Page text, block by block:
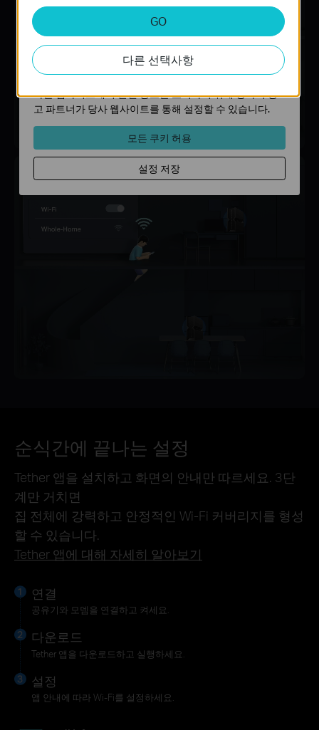
+ EasyMesh 장치
순식간에 끝나는 설정
Tether 앱을 설치하고 화면의 안내만 따르세요. 3단
계만 거치면
집 전체에 강력하고 안정적인 Wi-Fi 커버리지를 형성
할 수 있습니다.
Tether 앱에 대해 자세히 알아보기
연결
공유기와 모뎀을 연결하고 켜세요.
다운로드
Tether 앱을 다운로드하고 실행하세요.
설정
앱 안내에 따라 Wi-Fi를 설정하세요.
GO
다른 선택사항
분석 및 마케팅 쿠키
분석 쿠키는 웹사이트의 기능을 개선하고 조정하기 위해
웹사이트에서의 사용자 활동을 분석하는 데 사용하는 쿠키
입니다.
마케팅 쿠키는 귀하의 관심사에 대한 프로필을 생성하고
다른 웹사이트에서 관련 광고를 표시하기 위해 당사의 광
고 파트너가 당사 웹사이트를 통해 설정할 수 있습니다.
모든 쿠키 허용
설정 저장